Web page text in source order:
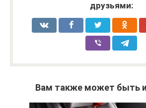
друзьями:
Вам также может быть